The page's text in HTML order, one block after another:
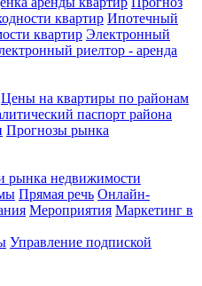
квартир Ипотечный
квартир Электронный
риелтор - аренда
Цены на квартиры по районам
паспорт района
Прогнозы рынка
рынка недвижимости
Прямая речь Онлайн-
Мероприятия Маркетинг в
Управление подпиской